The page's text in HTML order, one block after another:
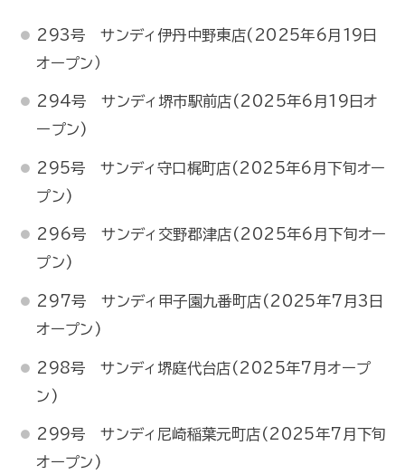
293号 サンディ伊丹中野東店(2025年6月19日
オープン）
294号 サンディ堺市駅前店(2025年6月19日オ
ープン)
295号 サンディ守口梶町店(2025年6月下旬オー
プン)
296号 サンディ交野郡津店(2025年6月下旬オー
プン)
297号 サンディ甲子園九番町店(2025年7月3日
オープン)
298号 サンディ堺庭代台店(2025年7月オープ
ン)
299号 サンディ尼崎稲葉元町店(2025年7月下旬
オープン)